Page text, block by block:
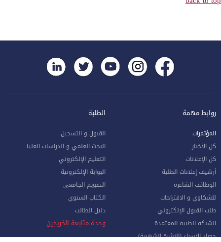
روابط مهمة
المؤتمرات
كل الأخبار
كل الإعلانات
أرشيف إعلانات الطلبة
الوظائف الشاغرة
للشكاوي و الاقتراحات
طلب القبول الإلكتروني
الشبكة الطبية المعتمدة
حصاد الإسراء (النشرة الشهرية)
الطلبة
القبول و التسجيل
البحث العلمي و الدراسات العليا
التعليم الإلكتروني
البوابة الإلكترونية
التقويم الجامعي
الكتاب السنوي
دليل الطالب
وحدة متابعة الخريجين